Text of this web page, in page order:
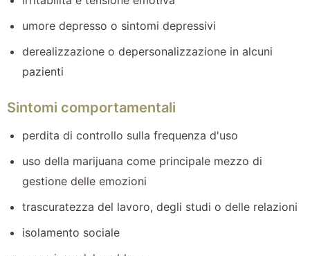
umore depresso o sintomi depressivi
derealizzazione o depersonalizzazione in alcuni
pazienti
Sintomi comportamentali
perdita di controllo sulla frequenza d'uso
uso della marijuana come principale mezzo di
gestione delle emozioni
trascuratezza del lavoro, degli studi o delle relazioni
isolamento sociale